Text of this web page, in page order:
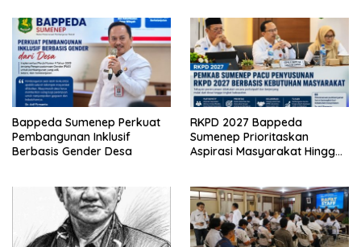
Bappeda Sumenep Perkuat
Pembangunan Inklusif
Berbasis Gender Desa
RKPD 2027 Bappeda
Sumenep Prioritaskan
Aspirasi Masyarakat Hingga